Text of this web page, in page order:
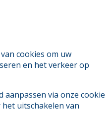
cookies om uw
en het verkeer op
via onze cookie
uitschakelen van